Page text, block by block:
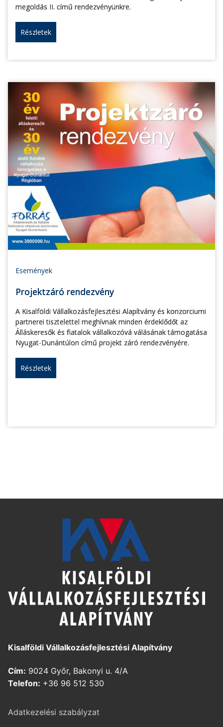
megoldás II. című rendezvényünkre.
Részletek
Események
Projektzáró rendezvény
A Kisalföldi Vállalkozásfejlesztési Alapítvány és konzorciumi
partnerei tisztelettel meghívnak minden érdeklődőt az
Álláskeresők és fiatalok vállalkozóvá válásának támogatása
Nyugat-Dunántúlon című projekt záró rendezvényére.
Részletek
Kisalföldi Vállalkozásfejlesztési Alapítvány
Cím: 9024 Győr, Bakonyi u. 4/A
Telefon: +36 96 512 530
Adatkezelési szabályzat